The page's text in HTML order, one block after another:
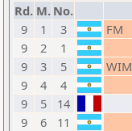
Rd. M. No.
9
1 3 FM
9
2 1
9
3 5 WIM
9
4 4
9
5 14
9
6 11